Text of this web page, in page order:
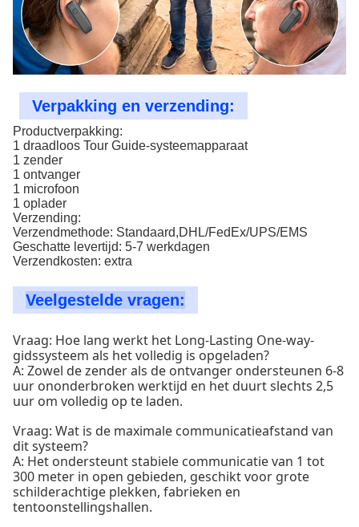
Verpakking en verzending:
Productverpakking:
1 draadloos Tour Guide-systeemapparaat
1 zender
1 ontvanger
1 microfoon
1 oplader
Verzending:
Verzendmethode: Standaard,DHL/FedEx/UPS/EMS
Geschatte levertijd: 5-7 werkdagen
Verzendkosten: extra
Veelgestelde vragen:
Vraag: Hoe lang werkt het Long-Lasting One-way-
gidssysteem als het volledig is opgeladen?
A: Zowel de zender als de ontvanger ondersteunen 6-8
uur ononderbroken werktijd en het duurt slechts 2,5
uur om volledig op te laden.
Vraag: Wat is de maximale communicatieafstand van
dit systeem?
A: Het ondersteunt stabiele communicatie van 1 tot
300 meter in open gebieden, geschikt voor grote
schilderachtige plekken, fabrieken en
tentoonstellingshallen.